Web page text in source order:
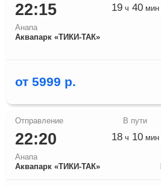
22:15
Анапа
Аквапарк «ТИКИ-ТАК»
19ч 40мин
от 5999 р.
22:20
Анапа
Аквапарк «ТИКИ-ТАК»
18ч 10мин